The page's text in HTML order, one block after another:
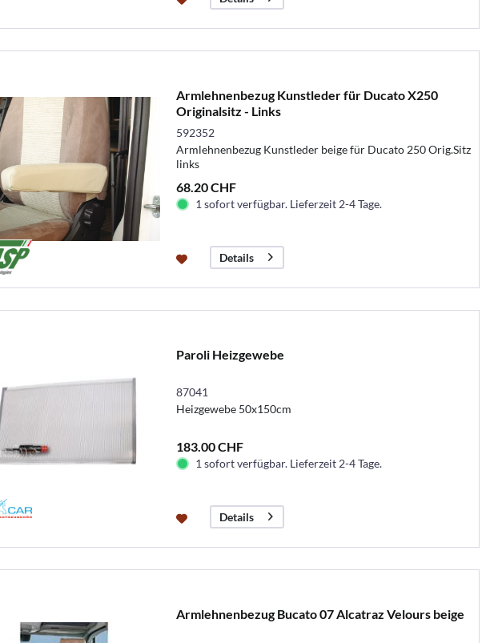
Armlehnenbezug Kunstleder für Ducato X250
Originalsitz - Links
592352
Armlehnenbezug Kunstleder beige für Ducato 250 Orig.Sitz
links
68.20 CHF
1 sofort verfügbar. Lieferzeit 2-4 Tage.
Details
Paroli Heizgewebe
87041
Heizgewebe 50x150cm
183.00 CHF
1 sofort verfügbar. Lieferzeit 2-4 Tage.
Details
Armlehnenbezug Bucato 07 Alcatraz Velours beige